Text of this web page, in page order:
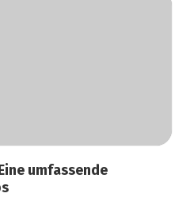
umfassende